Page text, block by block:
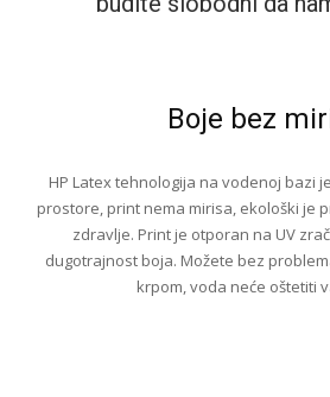
Boje bez
HP Latex tehnologija na vodenoj bazi
prostore, print nema mirisa, ekološki je
zdravlje. Print je otporan na UV
dugotrajnost boja. Možete bez
krpom, voda neće oštetiti